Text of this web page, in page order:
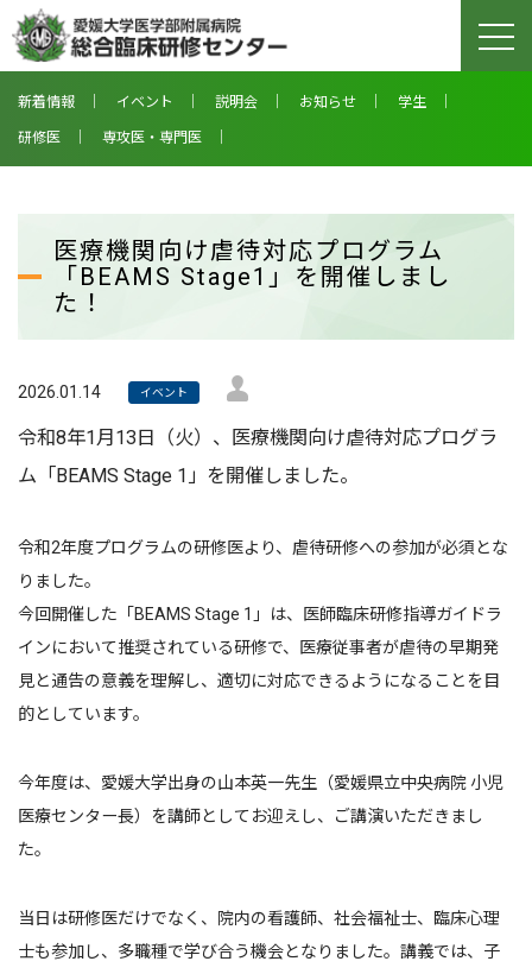
新着情報 イベント 説明会 お知らせ 学生
研修医 専攻医・専門医
医療機関向け虐待対応プログラム
「BEAMS Stage1」を開催しまし
た！
2026.01.14 イベント
令和8年1月13日（火）、医療機関向け虐待対応プログラ
ム「BEAMS Stage 1」を開催しました。
令和2年度プログラムの研修医より、虐待研修への参加が必須とな
りました。
今回開催した「BEAMS Stage 1」は、医師臨床研修指導ガイドラ
インにおいて推奨されている研修で、医療従事者が虐待の早期発
見と通告の意義を理解し、適切に対応できるようになることを目
的としています。
今年度は、愛媛大学出身の山本英一先生（愛媛県立中央病院 小児
医療センター長）を講師としてお迎えし、ご講演いただきまし
た。
当日は研修医だけでなく、院内の看護師、社会福祉士、臨床心理
士も参加し、多職種で学び合う機会となりました。講義では、子